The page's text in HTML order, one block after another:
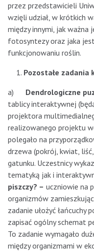
przez przedstawicieli
wzięli udział, w krótkich
między innymi, jak
fotosyntezy oraz jaka
funkcjonowaniu roślin.
Pozostałe zadania
a) Dendrologiczne
tablicy interaktywnej
projektora
realizowanego projektu
polegało na
drzewa (pokrój, kwiat,
gatunku. Uczestnicy
tematyką jak i
piszczy? – uczniowie na
organizmów
zadanie ułożyć łańcuchy
zapisać ogólny schemat
To zadanie wymagało
między organizmami w